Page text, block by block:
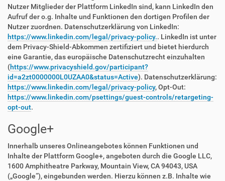
Nutzer Mitglieder der Plattform LinkedIn sind, kann LinkedIn den
Aufruf der o.g. Inhalte und Funktionen den dortigen Profilen der
Nutzer zuordnen. Datenschutzerklärung von LinkedIn:
https://www.linkedin.com/legal/privacy-policy.. LinkedIn ist unter
dem Privacy-Shield-Abkommen zertifiziert und bietet hierdurch
eine Garantie, das europäische Datenschutzrecht einzuhalten
(https://www.privacyshield.gov/participant?
id=a2zt0000000L0UZAA0&status=Active). Datenschutzerklärung:
https://www.linkedin.com/legal/privacy-policy, Opt-Out:
https://www.linkedin.com/psettings/guest-controls/retargeting-
opt-out.
Google+
Innerhalb unseres Onlineangebotes können Funktionen und
Inhalte der Plattform Google+, angeboten durch die Google LLC,
1600 Amphitheatre Parkway, Mountain View, CA 94043, USA
(„Google“), eingebunden werden. Hierzu können z.B. Inhalte wie